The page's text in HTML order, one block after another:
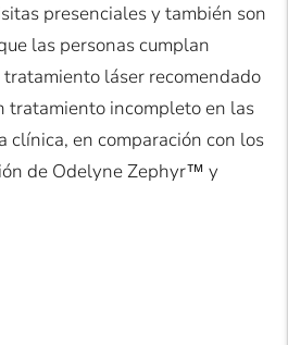
presenciales y también son
las personas cumplan
láser recomendado
tratamiento incompleto en las
clínica, en comparación con los
de Odelyne Zephyr™ y